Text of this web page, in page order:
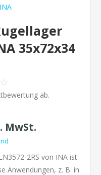
INA
35x72x34
ab.
MwSt.
2RS von INA ist
Anwendungen, z. B. in